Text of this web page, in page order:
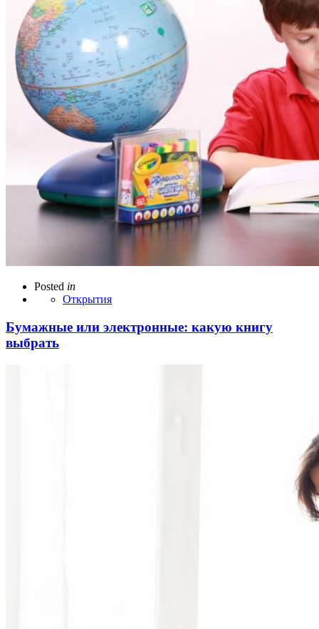
Posted in
Открытия
Бумажные или электронные: какую книгу
выбрать